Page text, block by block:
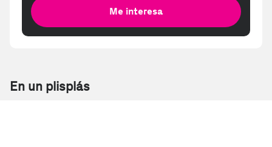
Me interesa
En un plisplás